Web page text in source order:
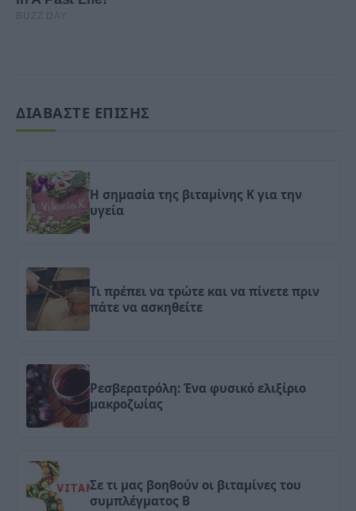
ΔΙΑΒΑΣΤΕ ΕΠΙΣΗΣ
Η σημασία της βιταμίνης Κ για την
υγεία
Τι πρέπει να τρώτε και να πίνετε πριν
πάτε να ασκηθείτε
Ρεσβερατρόλη: Ένα φυσικό ελιξίριο
μακροζωίας
Σε τι μας βοηθούν οι βιταμίνες του
συμπλέγματος Β